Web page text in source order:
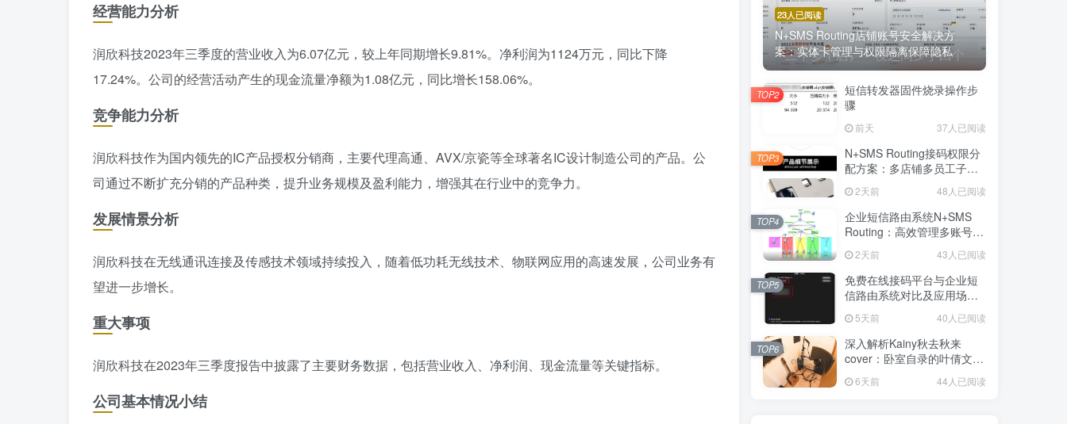
经营能力分析
润欣科技2023年三季度的营业收入为6.07亿元，较上年同期增长9.81%。净利润为1124万元，同比下降
17.24%。公司的经营活动产生的现金流量净额为1.08亿元，同比增长158.06%。
竞争能力分析
润欣科技作为国内领先的IC产品授权分销商，主要代理高通、AVX/京瓷等全球著名IC设计制造公司的产品。公
司通过不断扩充分销的产品种类，提升业务规模及盈利能力，增强其在行业中的竞争力。
发展情景分析
润欣科技在无线通讯连接及传感技术领域持续投入，随着低功耗无线技术、物联网应用的高速发展，公司业务有
望进一步增长。
重大事项
润欣科技在2023年三季度报告中披露了主要财务数据，包括营业收入、净利润、现金流量等关键指标。
公司基本情况小结
23人已阅读
N+SMS Routing店铺账号安全解决方
案：实体卡管理与权限隔离保障隐私
短信转发器固件烧录操作步
骤
前天 37人已阅读
TOP2
N+SMS Routing接码权限分
配方案：多店铺多员工子账
2天前 48人已阅读
TOP3
企业短信路由系统N+SMS
Routing：高效管理多账号验
2天前 43人已阅读
TOP4
免费在线接码平台与企业短
信路由系统对比及应用场景
5天前 40人已阅读
TOP5
深入解析Kainy秋去秋来
cover：卧室自录的叶倩文经
典粤语情歌翻唱
6天前 44人已阅读
TOP6